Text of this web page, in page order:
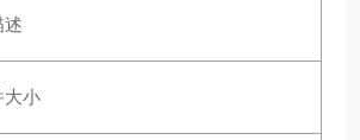
述
大小